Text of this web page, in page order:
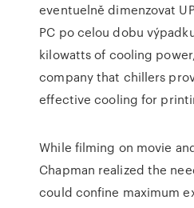
eventuelně dimenzovat
PC po celou dobu
kilowatts of cooling
company that chillers
effective cooling for
While filming on movie
Chapman realized the
could confine maximum